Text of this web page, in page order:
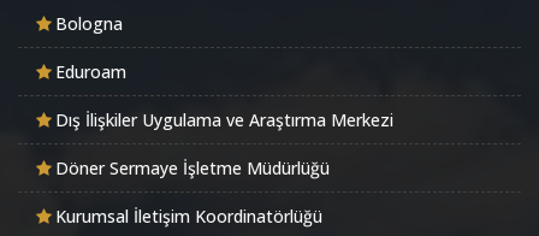
Bologna
Eduroam
Dış İlişkiler Uygulama ve Araştırma Merkezi
Döner Sermaye İşletme Müdürlüğü
Kurumsal İletişim Koordinatörlüğü